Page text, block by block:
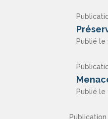
Publié le
Publié le